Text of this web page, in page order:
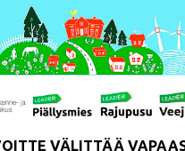
VÄLITTÄÄ